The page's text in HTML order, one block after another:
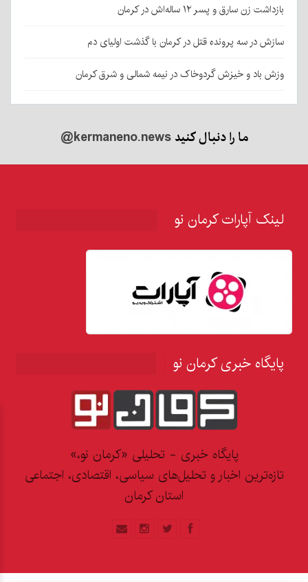
بازداشت زن سارق و پسر ۱۲ ساله‌اش در کرمان
سازش در سه پرونده قتل در کرمان با گذشت اولیای دم
وزش باد و خیزش گردوخاک در نیمه شمالی و شرق کرمان
ما را دنبال کنید@kermaneno.news
لینک آپارات کرمان نو
پایگاه خبری کرمان نو
پایگاه خبری - تحلیلی «کرمان نو،»
تازه‌ترین اخبار و تحلیل‌های سیاسی، اقتصادی، اجتماعی
استان کرمان